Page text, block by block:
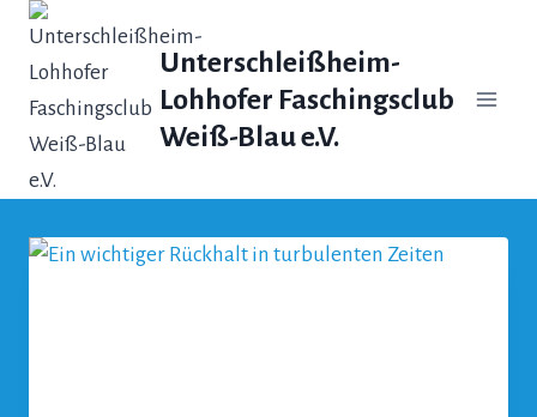
Zum
Unterschleißheim-
Lohhofer Faschingsclub
Weiß-Blau e.V.